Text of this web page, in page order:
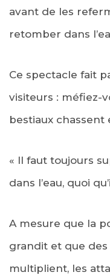
avant de les
retomber dans
Ce spectacle fait
visiteurs : méfiez-
bestiaux chassent
« Il faut toujours
dans l’eau, quoi
A mesure que la
grandit et que
multiplient, les